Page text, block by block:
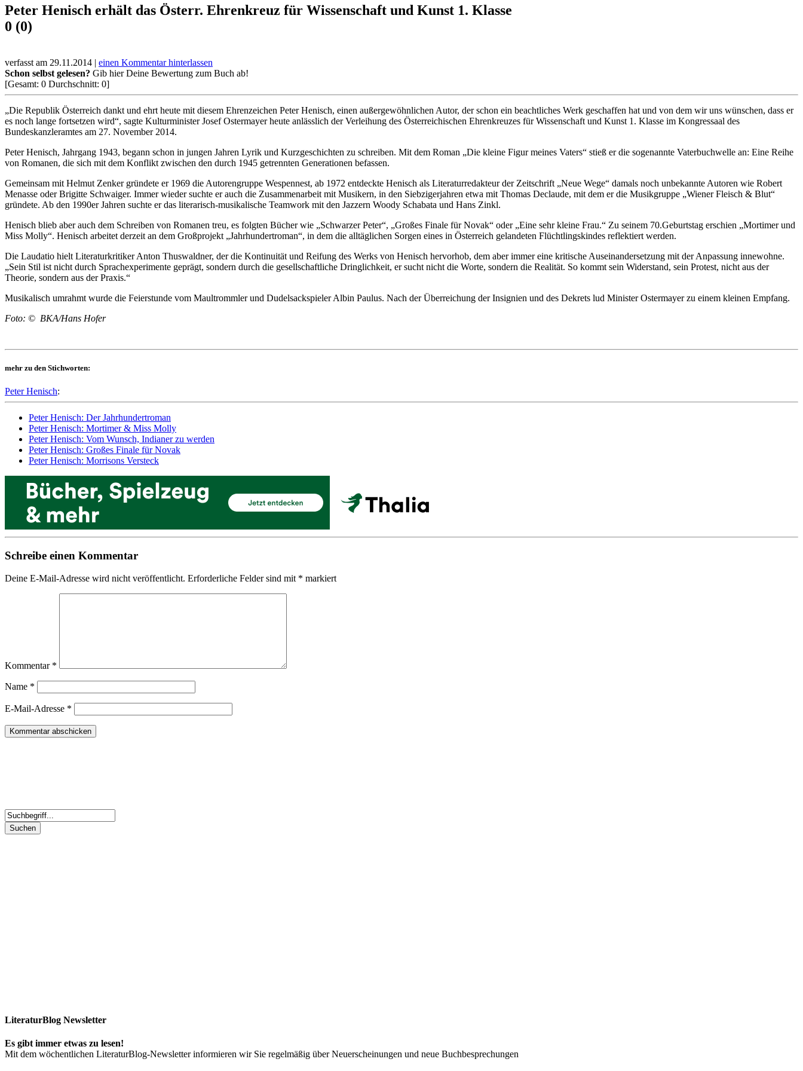
Peter Henisch erhält das Österr. Ehrenkreuz für Wissenschaft und Kunst 1. Klasse
0 (0)
verfasst am 29.11.2014 | einen Kommentar hinterlassen
Schon selbst gelesen? Gib hier Deine Bewertung zum Buch ab!
[Gesamt: 0 Durchschnitt: 0]
„Die Republik Österreich dankt und ehrt heute mit diesem Ehrenzeichen Peter Henisch, einen außergewöhnlichen Autor, der schon ein beachtliches Werk geschaffen hat und von dem wir uns wünschen, dass er
es noch lange fortsetzen wird“, sagte Kulturminister Josef Ostermayer heute anlässlich der Verleihung des Österreichischen Ehrenkreuzes für Wissenschaft und Kunst 1. Klasse im Kongressaal des
Bundeskanzleramtes am 27. November 2014.
Peter Henisch, Jahrgang 1943, begann schon in jungen Jahren Lyrik und Kurzgeschichten zu schreiben. Mit dem Roman „Die kleine Figur meines Vaters“ stieß er die sogenannte Vaterbuchwelle an: Eine Reihe
von Romanen, die sich mit dem Konflikt zwischen den durch 1945 getrennten Generationen befassen.
Gemeinsam mit Helmut Zenker gründete er 1969 die Autorengruppe Wespennest, ab 1972 entdeckte Henisch als Literaturredakteur der Zeitschrift „Neue Wege“ damals noch unbekannte Autoren wie Robert
Menasse oder Brigitte Schwaiger. Immer wieder suchte er auch die Zusammenarbeit mit Musikern, in den Siebzigerjahren etwa mit Thomas Declaude, mit dem er die Musikgruppe „Wiener Fleisch & Blut“
gründete. Ab den 1990er Jahren suchte er das literarisch-musikalische Teamwork mit den Jazzern Woody Schabata und Hans Zinkl.
Henisch blieb aber auch dem Schreiben von Romanen treu, es folgten Bücher wie „Schwarzer Peter“, „Großes Finale für Novak“ oder „Eine sehr kleine Frau.“ Zu seinem 70.Geburtstag erschien „Mortimer und
Miss Molly“. Henisch arbeitet derzeit an dem Großprojekt „Jahrhundertroman“, in dem die alltäglichen Sorgen eines in Österreich gelandeten Flüchtlingskindes reflektiert werden.
Die Laudatio hielt Literaturkritiker Anton Thuswaldner, der die Kontinuität und Reifung des Werks von Henisch hervorhob, dem aber immer eine kritische Auseinandersetzung mit der Anpassung innewohne.
„Sein Stil ist nicht durch Sprachexperimente geprägt, sondern durch die gesellschaftliche Dringlichkeit, er sucht nicht die Worte, sondern die Realität. So kommt sein Widerstand, sein Protest, nicht aus der
Theorie, sondern aus der Praxis.“
Musikalisch umrahmt wurde die Feierstunde vom Maultrommler und Dudelsackspieler Albin Paulus. Nach der Überreichung der Insignien und des Dekrets lud Minister Ostermayer zu einem kleinen Empfang.
Foto: © BKA/Hans Hofer
mehr zu den Stichworten:
Peter Henisch:
Peter Henisch: Der Jahrhundertroman
Peter Henisch: Mortimer & Miss Molly
Peter Henisch: Vom Wunsch, Indianer zu werden
Peter Henisch: Großes Finale für Novak
Peter Henisch: Morrisons Versteck
Schreibe einen Kommentar
Deine E-Mail-Adresse wird nicht veröffentlicht. Erforderliche Felder sind mit * markiert
Kommentar *
Name *
E-Mail-Adresse *
LiteraturBlog Newsletter
Es gibt immer etwas zu lesen!
Mit dem wöchentlichen LiteraturBlog-Newsletter informieren wir Sie regelmäßig über Neuerscheinungen und neue Buchbesprechungen